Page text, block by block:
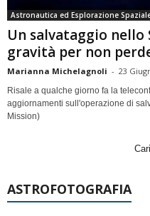
Astronautica ed Esplorazione
Un salvataggio nello
gravità per non
Marianna Michelagnoli - 23
Risale a qualche giorno fa la
aggiornamenti sull'operazione di
Mission)
ASTROFOTOGRAFIA